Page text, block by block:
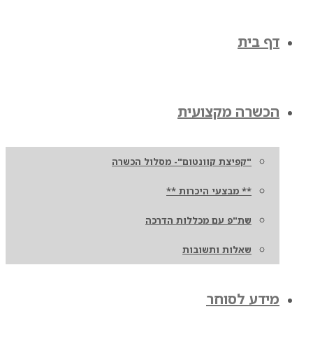
דף בית
הכשרה מקצועית
"קפיצת קוונטום"- מסלול הכשרה
** מבצעי היכרות **
שת"פ עם מכללות הדרכה
שאלות ותשובות
מידע לסוחר